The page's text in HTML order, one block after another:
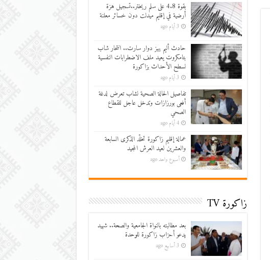
بقوة 4.8 على سلم ريختر..تسجيل هزة
أرضية في إقليم ميدلت دون خسائر معلنة
3 أيام ago
حادث أليم يهز دوار سارت.. انتحار شاب
بتامكروت يعيد ملف الاضطرابات النفسية
لسطح الأحداث بزاكورة
3 أيام ago
تفاصيل الحالة الصحية لشاب تعرض لدغة
أفعى بورزازات وتدخل عاجل للقطاع
الصحي
4 أيام ago
عمالة إقليم زاكورة تخلّد الذكرى السابعة
والعشرين لعيد العرش المجيد
أسبوع واحد ago
زاكورة TV
بعد مطالبته بالنواة الجامعية والصحة.. شهيد
يدعو أحزاب زاكورة للوحدة
3 أسابيع ago